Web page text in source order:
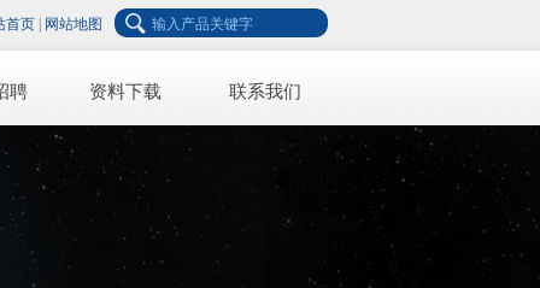
首页 网站地图
聘 资料下载 联系我们